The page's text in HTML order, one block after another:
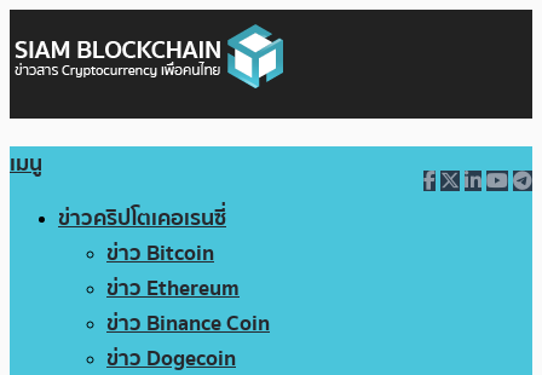
เมนู
ข่าวคริปโตเคอเรนซี่
ข่าว Bitcoin
ข่าว Ethereum
ข่าว Binance Coin
ข่าว Dogecoin